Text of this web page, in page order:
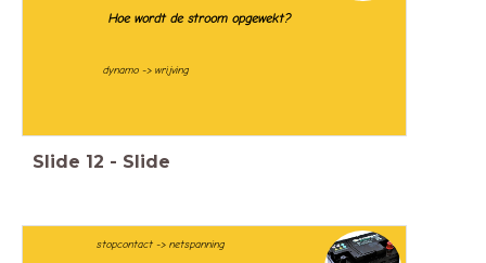
dynamo -> wrijving
Hoe wordt de stroom opgewekt?
Slide 12 - Slide
stopcontact -> netspanning